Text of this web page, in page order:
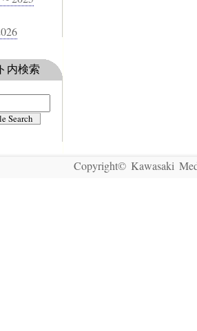
Copyright© Kawasaki